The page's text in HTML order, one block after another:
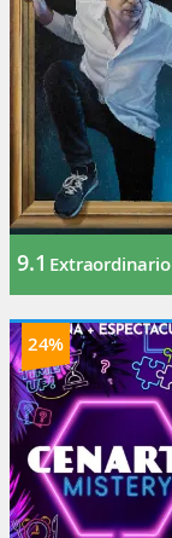
9.1 Extraordinario
24%